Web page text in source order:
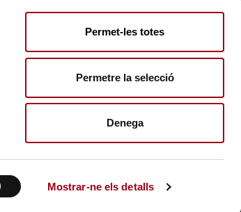
Mostrar-ne els detalls
Permet-les totes
Permetre la selecció
Denega